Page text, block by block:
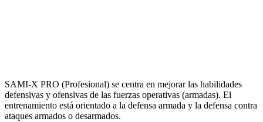
SAMI-X PRO (Profesional) se centra en mejorar las habilidades
defensivas y ofensivas de las fuerzas operativas (armadas). El
entrenamiento está orientado a la defensa armada y la defensa contra
ataques armados o desarmados.